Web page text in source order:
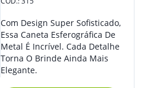
Com Design Super Sofisticado,
Essa Caneta Esferográfica De
Metal É Incrível. Cada Detalhe
Torna O Brinde Ainda Mais
Elegante.